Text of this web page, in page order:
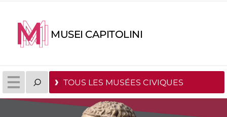
MUSEI CAPITOLINI
TOUS LES MUSÉES CIVIQUES